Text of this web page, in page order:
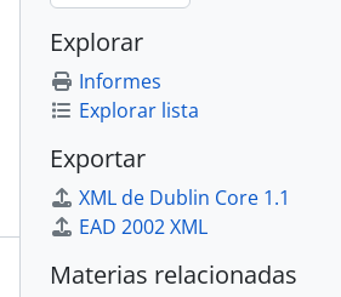
Explorar
Informes
Explorar lista
Exportar
XML de Dublin Core 1.1
EAD 2002 XML
Materias relacionadas